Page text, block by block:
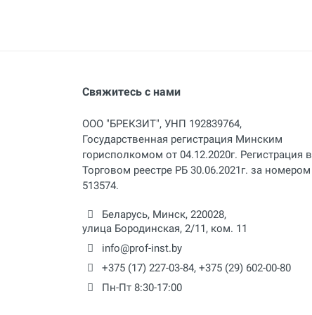
Свяжитесь с нами
ООО "БРЕКЗИТ", УНП 192839764,
Государственная регистрация Минским
горисполкомом от 04.12.2020г. Регистрация в
Торговом реестре РБ 30.06.2021г. за номером
513574.
Беларусь, Минск, 220028,
улица Бородинская, 2/11, ком. 11
info@prof-inst.by
+375 (17) 227-03-84, +375 (29) 602-00-80
Пн-Пт 8:30-17:00